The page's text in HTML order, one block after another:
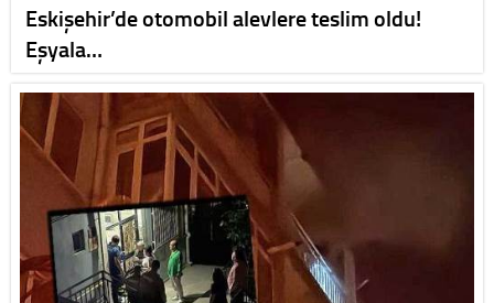
Eskişehir’de otomobil alevlere teslim oldu!
Eşyala…